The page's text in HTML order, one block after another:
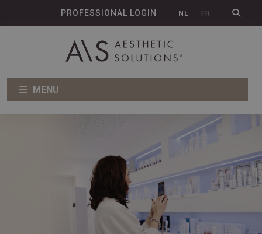
PROFESSIONAL LOGIN NL FR
MENU